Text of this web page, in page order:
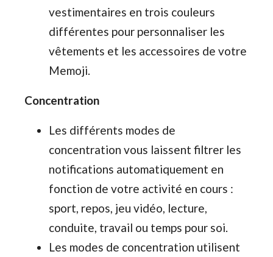
vestimentaires en trois couleurs
différentes pour personnaliser les
vêtements et les accessoires de votre
Memoji.
Concentration
Les différents modes de
concentration vous laissent filtrer les
notifications automatiquement en
fonction de votre activité en cours :
sport, repos, jeu vidéo, lecture,
conduite, travail ou temps pour soi.
Les modes de concentration utilisent